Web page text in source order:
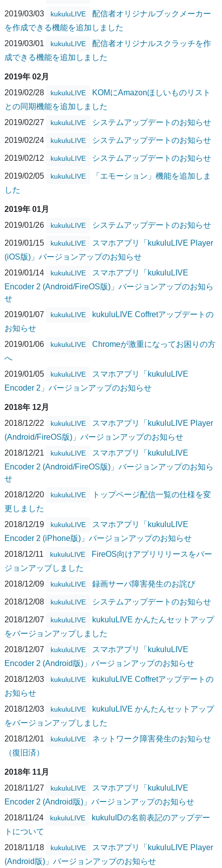
2019/03/03 kukuluLIVE
配信者オリジナルブックメーカー
を作成できる機能を追加しました
2019/03/01
kukuluLIVE
配信者オリジナルスクラッチを作
成できる機能を追加しました
2019年 02月
2019/02/28
kukuluLIVE
KOMにAmazonほしいものリスト
との同期機能を追加しました
2019/02/27
kukuluLIVE システムアップデートのお知らせ
2019/02/24 kukuluLIVE システムアップデートのお知らせ
2019/02/12 kukuluLIVE システムアップデートのお知らせ
2019/02/05 kukuluLIVE
「エモーション」機能を追加しま
した
2019年 01月
2019/01/26
kukuluLIVE システムアップデートのお知らせ
2019/01/15 kukuluLIVE
スマホアプリ「kukuluLIVE Player
(iOS版)」バージョンアップのお知らせ
2019/01/14
kukuluLIVE
スマホアプリ「kukuluLIVE
Encoder 2 (Android/FireOS版)」バージョンアップのお知ら
せ
2019/01/07
kukuluLIVE
kukuluLIVE Coffretアップデートの
お知らせ
2019/01/06
kukuluLIVE
Chromeが激重になってお困りの方
へ
2019/01/05
kukuluLIVE
スマホアプリ「kukuluLIVE
Encoder 2」バージョンアップのお知らせ
2018年 12月
2018/12/22
kukuluLIVE
スマホアプリ「kukuluLIVE Player
(Android/FireOS版)」バージョンアップのお知らせ
2018/12/21
kukuluLIVE
スマホアプリ「kukuluLIVE
Encoder 2 (Android/FireOS版)」バージョンアップのお知ら
せ
2018/12/20
kukuluLIVE
トップページ配信一覧の仕様を変
更しました
2018/12/19
kukuluLIVE
スマホアプリ「kukuluLIVE
Encoder 2 (iPhone版)」バージョンアップのお知らせ
2018/12/11
kukuluLIVE
FireOS向けアプリリリースをバー
ジョンアップしました
2018/12/09
kukuluLIVE 録画サーバ障害発生のお詫び
2018/12/08 kukuluLIVE システムアップデートのお知らせ
2018/12/07 kukuluLIVE
kukuluLIVE かんたんセットアップ
をバージョンアップしました
2018/12/07
kukuluLIVE
スマホアプリ「kukuluLIVE
Encoder 2 (Android版)」バージョンアップのお知らせ
2018/12/03
kukuluLIVE
kukuluLIVE Coffretアップデートの
お知らせ
2018/12/03
kukuluLIVE
kukuluLIVE かんたんセットアップ
をバージョンアップしました
2018/12/01
kukuluLIVE
ネットワーク障害発生のお知らせ
（復旧済）
2018年 11月
2018/11/27
kukuluLIVE
スマホアプリ「kukuluLIVE
Encoder 2 (Android版)」バージョンアップのお知らせ
2018/11/24
kukuluLIVE
kukuluIDの名前表記のアップデー
トについて
2018/11/18
kukuluLIVE
スマホアプリ「kukuluLIVE Player
(Android版)」バージョンアップのお知らせ